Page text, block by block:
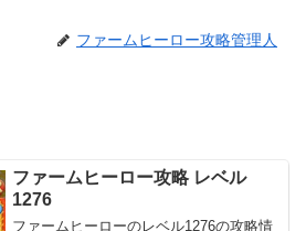
ファームヒーロー攻略管理人
ファームヒーロー攻略 レベル
1276
ファームヒーローのレベル1276の攻略情